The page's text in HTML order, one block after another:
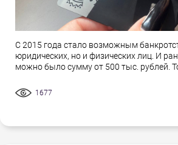
С 2015 года стало возможным
юридических, но и физических лиц. И
можно было сумму от 500 тыс. рублей.
1677